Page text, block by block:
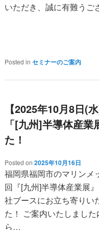
いただき、誠に有難う
Posted in セミナーのご案内
【2025年10月8日(
「[九州]半導体産
た！
Posted on 2025年10月16日
福岡県福岡市のマリンメ
回『[九州]半導体産業展
社ブースにお立ち寄りい
た！ ご案内いたしまし
ら…